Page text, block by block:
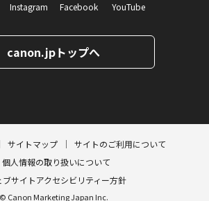
Instagram Facebook YouTube
canon.jpトップへ
サイトマップ
サイトのご利用について
個人情報の取り扱いについて
ブサイトアクセシビリティー方針
© Canon Marketing Japan Inc.